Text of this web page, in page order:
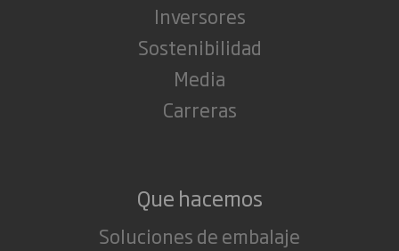
Inversores
Sostenibilidad
Media
Carreras
Que hacemos
Soluciones de embalaje